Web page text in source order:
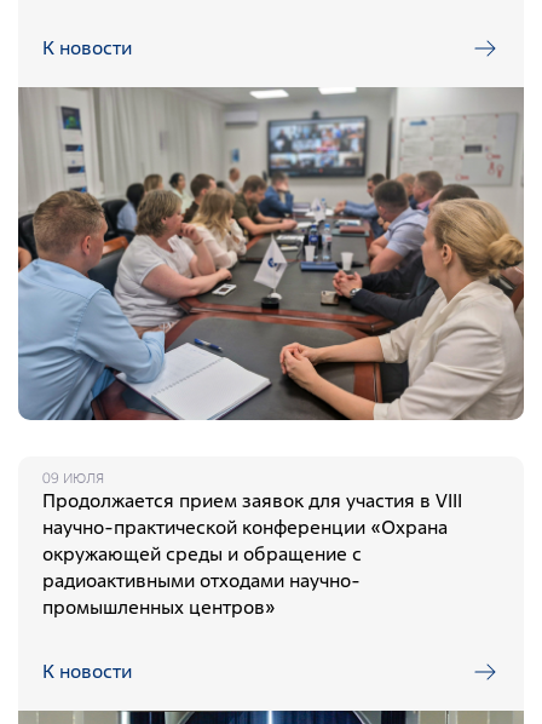
К новости
09 ИЮЛЯ
Продолжается прием заявок для участия в VIII
научно-практической конференции «Охрана
окружающей среды и обращение с
радиоактивными отходами научно-
промышленных центров»
К новости
Филиалы
Московский филиал
НПК – Сергиево-Посадский филиал
Северо-Западный центр по обращению с
радиоактивными отходами «СевРАО»
Дальневосточный центр по обращению с
радиоактивными отходами «ДальРАО»
Приволжский филиал
Уральский филиал
Южный территориальный округ
Приволжский территориальный округ
Северо-Западный территориальный округ
Сибирский территориальный округ
Услуги
Контроль и прием РАО и ИИИ от организаций-